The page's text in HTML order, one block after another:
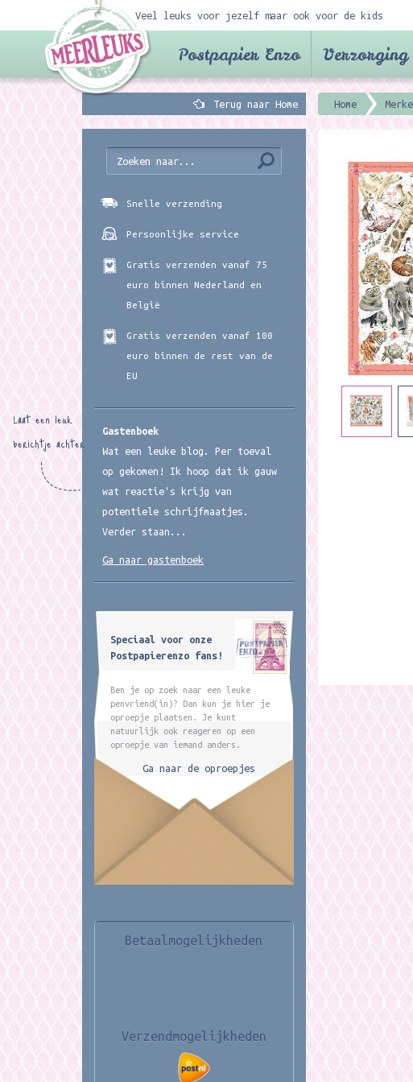
Veel leuks voor jezelf maar ook voor de kids
Postpapier Enzo
Terug naar Home Home
Snelle verzending
Persoonlijke service
Gratis verzenden vanaf 75
euro binnen Nederland en
België
Gratis verzenden vanaf 100
euro binnen de rest van de
EU
Gastenboek
Wat een leuke blog. Per toeval
op gekomen! Ik hoop dat ik gauw
wat reactie's krijg van
potentiele schrijfmaatjes.
Verder staan...
Laat een leuk
berichtje achter
Ga naar gastenboek
Speciaal voor onze
Postpapierenzo fans!
Ben je op zoek naar een leuke
penvriend(in)? Dan kun je hier je
oproepje plaatsen. Je kunt
natuurlijk ook reageren op een
oproepje van iemand anders.
Ga naar de oproepjes
Betaalmogelijkheden
Verzendmogelijkheden